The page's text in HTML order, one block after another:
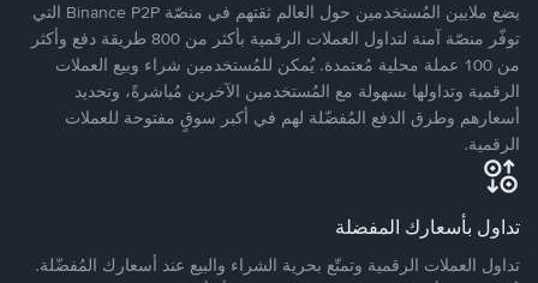
يضع ملايين المُستخدمين حول العالم ثقتهم في منصّة Binance P2P التي
توفّر منصّة آمنة لتداول العملات الرقمية بأكثر من 800 طريقة دفع وأكثر
من 100 عملة محلية مُعتمدة. يُمكن للمُستخدمين شراء وبيع العملات
الرقمية وتداولها بسهولة مع المُستخدمين الآخرين مُباشرةً، وتحديد
أسعارهم وطرق الدفع المُفضّلة لهم في أكبر سوقٍ مفتوحة للعملات
الرقمية.
تداول بأسعارك المفضلة
تداول العملات الرقمية وتمتّع بحرية الشراء والبيع عند أسعارك المُفضّلة.